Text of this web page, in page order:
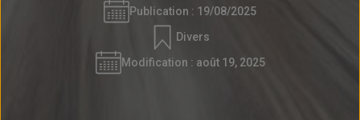
Publication : 19/08/2025
Divers
Modification : août 19, 2025